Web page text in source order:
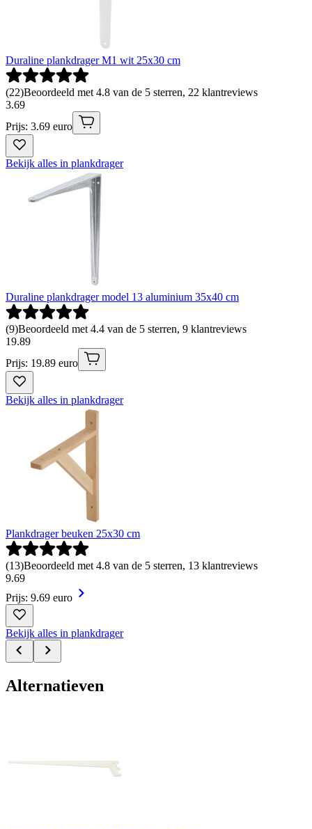
Duraline plankdrager M1 wit 25x30 cm
(22)Beoordeeld met 4.8 van de 5 sterren, 22 klantreviews
3.69
Prijs: 3.69 euro
Bekijk alles in plankdrager
Duraline plankdrager model 13 aluminium 35x40 cm
(9)Beoordeeld met 4.4 van de 5 sterren, 9 klantreviews
19.89
Prijs: 19.89 euro
Bekijk alles in plankdrager
Plankdrager beuken 25x30 cm
(13)Beoordeeld met 4.8 van de 5 sterren, 13 klantreviews
9.69
Prijs: 9.69 euro
Bekijk alles in plankdrager
Alternatieven